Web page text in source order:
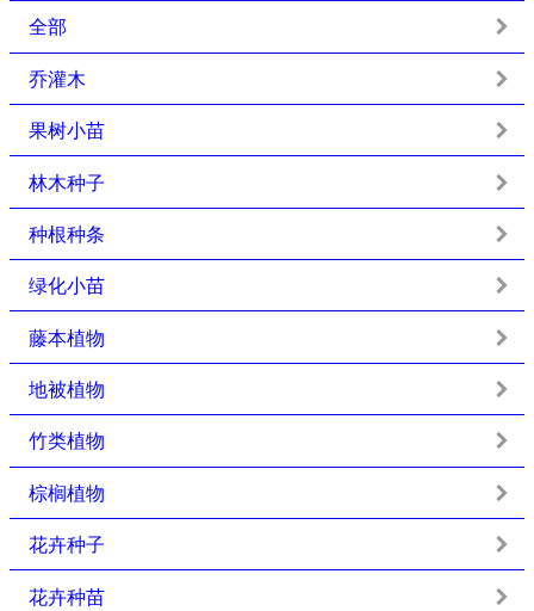
全部
乔灌木
果树小苗
林木种子
种根种条
绿化小苗
藤本植物
地被植物
竹类植物
棕榈植物
花卉种子
花卉种苗